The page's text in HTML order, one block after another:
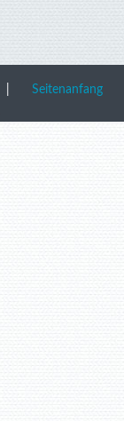
Seitenanfang